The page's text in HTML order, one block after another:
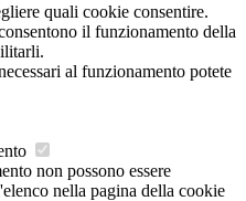
quali cookie consentire.
il funzionamento della
al funzionamento potete
non possono essere
nella pagina della cookie